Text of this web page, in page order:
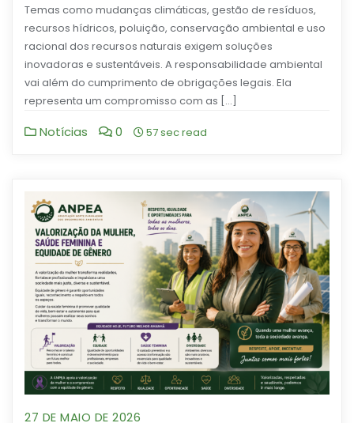
Temas como mudanças climáticas, gestão de resíduos,
recursos hídricos, poluição, conservação ambiental e uso
racional dos recursos naturais exigem soluções
inovadoras e sustentáveis. A responsabilidade ambiental
vai além do cumprimento de obrigações legais. Ela
representa um compromisso com as […]
Notícias 0 57 sec read
27 DE MAIO DE 2026